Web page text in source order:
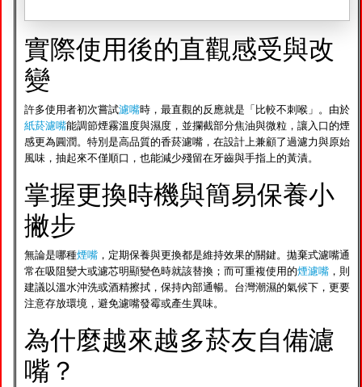
實際使用後的直觀感受與改
變
許多使用者初次嘗試濾嘴時，最直觀的反應就是「比較不刺喉」。由於
紙菸濾嘴能調節煙霧溫度與濕度，並攔截部分焦油與微粒，讓入口的煙
感更為圓潤。特別是高品質的香菸濾嘴，在設計上兼顧了過濾力與原始
風味，抽起來不僅順口，也能減少殘留在牙齒與手指上的黃漬。
掌握更換時機與簡易保養小
撇步
無論是哪種煙嘴 ，定期保養與更換都是維持效果的關鍵。拋棄式濾嘴通
常在吸阻變大或濾芯明顯變色時就該替換；而可重複使用的煙濾嘴 ，則
建議以溫水沖洗或酒精擦拭，保持內部通暢。台灣潮濕的氣候下，更要
注意存放環境，避免濾嘴發霉或產生異味。
為什麼越來越多菸友自備濾
嘴？